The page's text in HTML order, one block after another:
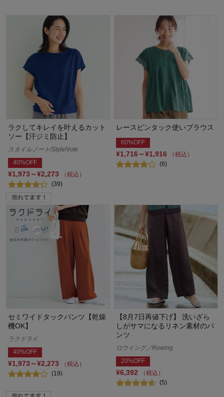
ラクしてキレイを叶えるカット
ソー【汗ジミ防止】
スタイルノート/StyleNote
40%OFF
¥1,973～¥2,273
（税込）
(39)
レースピンタック使いブラウス
60%OFF
¥1,716～¥1,916
（税込）
(6)
セミワイドタックパンツ【乾燥
機OK】
ラクドライ
40%OFF
¥1,973～¥2,273
（税込）
(19)
【8月7日再値下げ】 洗いざら
しがサマになるリネン素材のパ
ンツ
ロウイング／Rowing
20%OFF
¥6,392
（税込）
(5)